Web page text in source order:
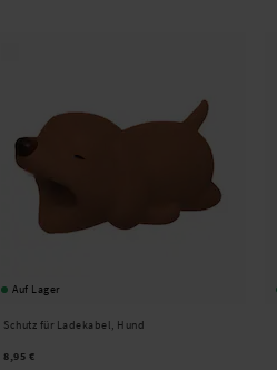
Auf Lager
Schutz für Ladekabel, Hund
8,95 €